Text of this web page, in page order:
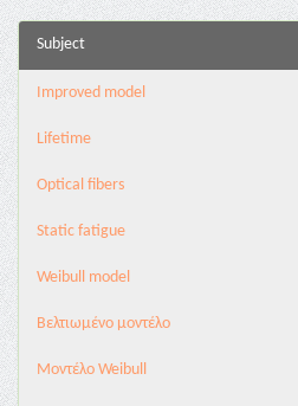
Subject
Improved model
Lifetime
Optical fibers
Static fatigue
Weibull model
Βελτιωμένο μοντέλο
Μοντέλο Weibull